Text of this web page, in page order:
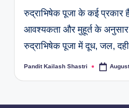
रुद्राभिषेक पूजा के कई प्रकार
आवश्यकता और मुहूर्त के
रुद्राभिषेक पूजा में दूध, जल,
Pandit Kailash Shastri